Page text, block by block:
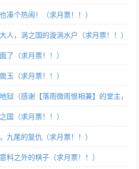
凑个热闹！（求月票！！）
人，涡之国的漩涡水户（求月票！！）
了（求月票！！）
玉（求月票！！）
狱（感谢【落雨微雨恨相兼】的堂主，
国（求月票！！）
九尾的复仇（求月票！！）
料之外的棋子（求月票！！）